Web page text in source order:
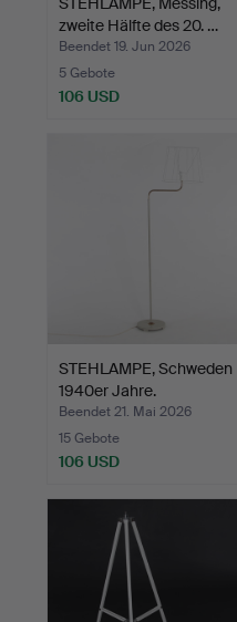
zweite Hälfte des 20. …
Beendet 19. Jun 2026
5 Gebote
106 USD
STEHLAMPE, Schweden
1940er Jahre.
Beendet 21. Mai 2026
15 Gebote
106 USD